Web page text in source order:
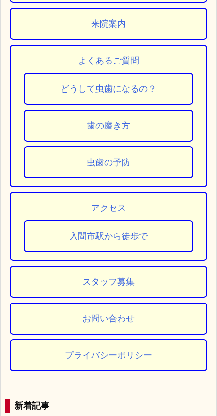
来院案内
よくあるご質問
どうして虫歯になるの？
歯の磨き方
虫歯の予防
アクセス
入間市駅から徒歩で
スタッフ募集
お問い合わせ
プライバシーポリシー
新着記事